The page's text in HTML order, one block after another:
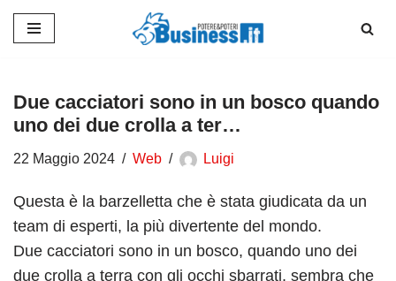
contenuto
Due cacciatori sono in un bosco quando
uno dei due crolla a ter…
22 Maggio 2024 Web Luigi
Questa è la barzelletta che è stata giudicata da un
team di esperti, la più divertente del mondo.
Due cacciatori sono in un bosco, quando uno dei
due crolla a terra con gli occhi sbarrati, sembra che